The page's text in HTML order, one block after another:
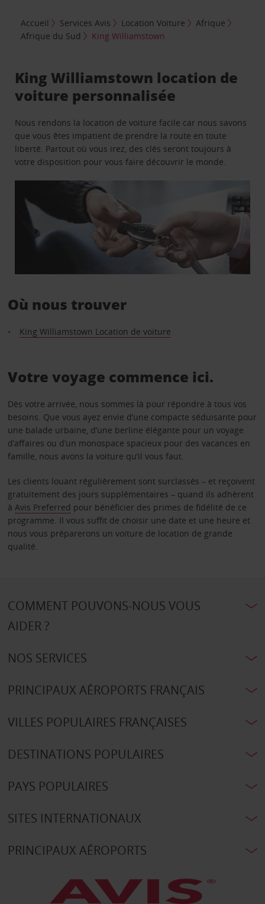
Accueil Services Avis Location Voiture
Afrique
Afrique du Sud
King Williamstown
King Williamstown location de
voiture personnalisée
Nous rendons la location de voiture facile car nous savons
que vous êtes impatient de prendre la route en toute
liberté. Partout où vous irez, des clés seront toujours à
votre disposition pour vous faire découvrir le monde.
Où nous trouver
King Williamstown Location de voiture
Votre voyage commence ici.
Dès votre arrivée, nous sommes là pour répondre à tous vos
besoins. Que vous ayez envie d’une compacte séduisante pour
une balade urbaine, d’une berline élégante pour un voyage
d’affaires ou d’un monospace spacieux pour des vacances en
famille, nous avons la voiture qu’il vous faut.
Les clients louant régulièrement sont surclassés – et reçoivent
gratuitement des jours supplémentaires – quand ils adhèrent
à Avis Preferred pour bénéficier des primes de fidélité de ce
programme. Il vous suffit de choisir une date et une heure et
nous vous préparerons un voiture de location de grande
qualité.
COMMENT POUVONS-NOUS VOUS
AIDER ?
NOS SERVICES
PRINCIPAUX AÉROPORTS FRANÇAIS
VILLES POPULAIRES FRANÇAISES
DESTINATIONS POPULAIRES
PAYS POPULAIRES
SITES INTERNATIONAUX
PRINCIPAUX AÉROPORTS